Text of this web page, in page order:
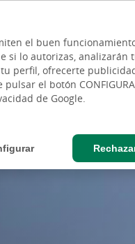
el buen
si lo autorizas, analizarán
perfil, ofrecerte
el botón
de Google.
DE
AGRO